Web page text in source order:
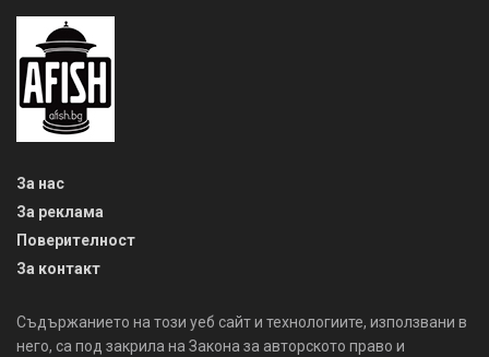
За нас
За реклама
Поверителност
За контакт
Съдържанието на този уеб сайт и технологиите, използвани в
него, са под закрила на Закона за авторското право и